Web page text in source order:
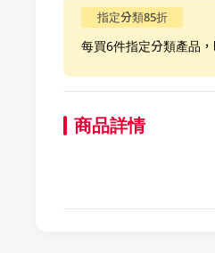
指定分類85折
每買6件指定分類產品
商品詳情